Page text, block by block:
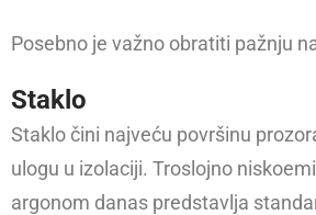
Posebno je važno obratiti pažnju
Staklo
Staklo čini najveću površinu
ulogu u izolaciji. Troslojno
argonom danas predstavlja